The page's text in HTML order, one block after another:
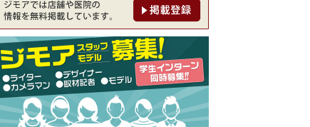
【ジモア限定特典①】まつ毛
カール 3,850円→ 2,750円（Pr
emiere（プルミエール））
[有効期限]2026年9月30日
焼き餃子 一皿サービス（餃子
酒場たっちゃん 西早稲田
店）
[有効期限]2026年9月30日